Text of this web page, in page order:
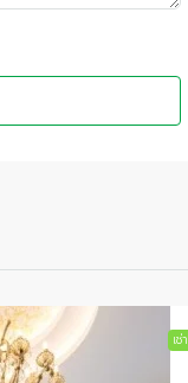
เช่า